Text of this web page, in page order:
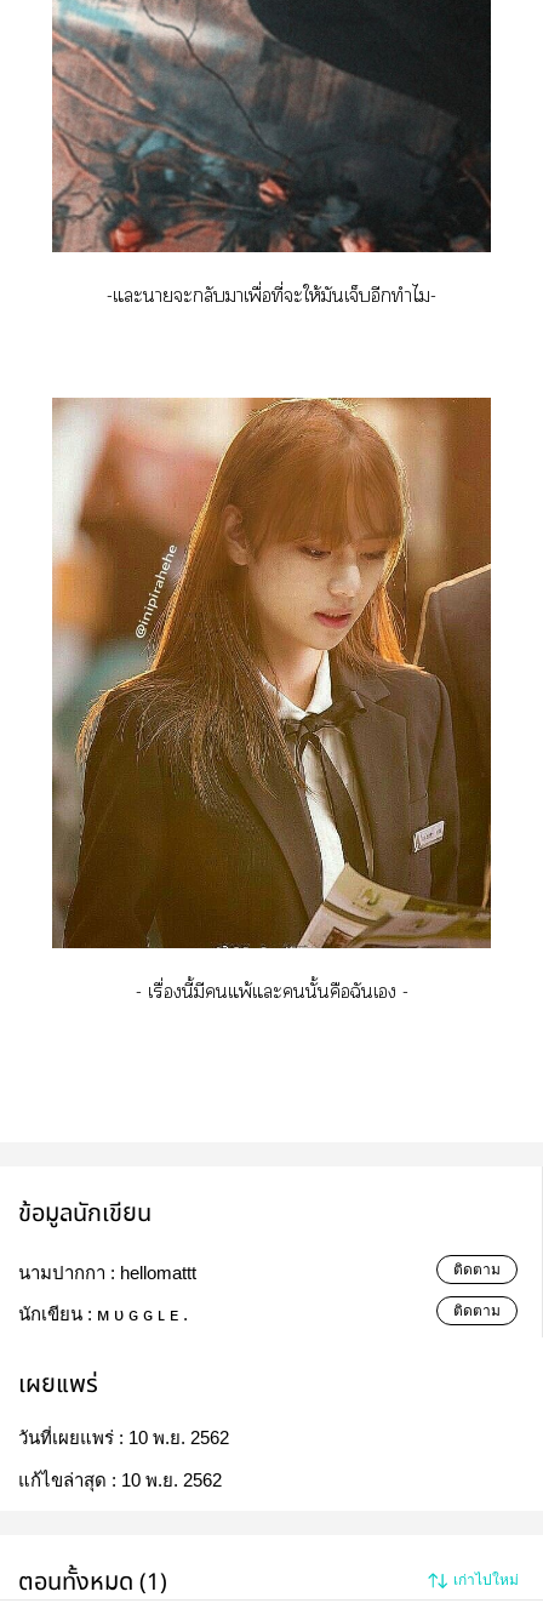
-แะาะกลับาเพื่อที่ะให้มันเจ็บอีกทำไม-
- เรื่องนี้มีแพ้แะนั้นคือฉันเ -
ข้อมูลนักเขียน
นามปากกา : hellomattt ติดตาม
นักเขียน : ᴍ ᴜ ɢ ɢ ʟ ᴇ . ติดตาม
เผยแพร่
วันที่เผยแพร่ : 10 พ.ย. 2562
แก้ไขล่าสุด : 10 พ.ย. 2562
ตอนทั้งหมด (1) เก่าไปใหม่